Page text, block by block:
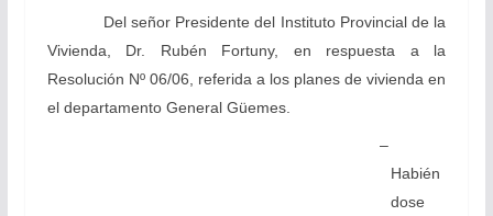
Del señor Presidente del Instituto Provincial de la
Vivienda, Dr. Rubén Fortuny, en respuesta a la
Resolución Nº 06/06, referida a los planes de vivienda en
el departamento General Güemes.
–
Habién
dose